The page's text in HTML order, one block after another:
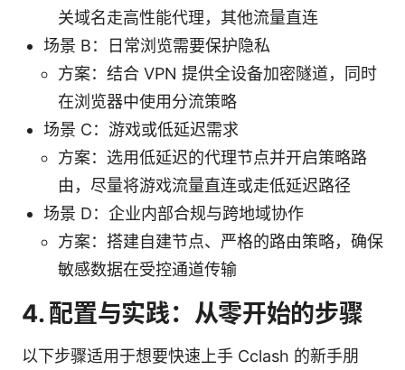
关域名走高性能代理，其他流量直连
场景 B：日常浏览需要保护隐私
方案：结合 VPN 提供全设备加密隧道，同时
在浏览器中使用分流策略
场景 C：游戏或低延迟需求
方案：选用低延迟的代理节点并开启策略路
由，尽量将游戏流量直连或走低延迟路径
场景 D：企业内部合规与跨地域协作
方案：搭建自建节点、严格的路由策略，确保
敏感数据在受控通道传输
4. 配置与实践：从零开始的步骤
以下步骤适用于想要快速上手 Cclash 的新手朋